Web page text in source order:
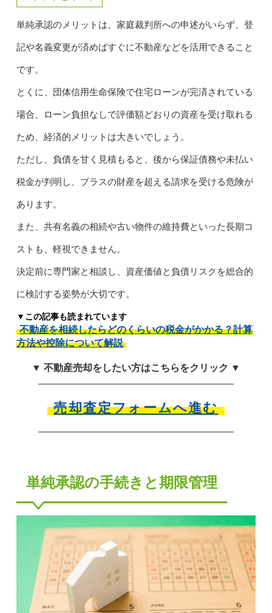
単純承認のメリットは、家庭裁判所への申述がいらず、登
記や名義変更が済めばすぐに不動産などを活用できること
です。
とくに、団体信用生命保険で住宅ローンが完済されている
場合、ローン負担なしで評価額どおりの資産を受け取れる
ため、経済的メリットは大きいでしょう。
ただし、負債を甘く見積もると、後から保証債務や未払い
税金が判明し、プラスの財産を超える請求を受ける危険が
あります。
また、共有名義の相続や古い物件の維持費といった長期コ
ストも、軽視できません。
決定前に専門家と相談し、資産価値と負債リスクを総合的
に検討する姿勢が大切です。
▼この記事も読まれています
不動産を相続したらどのくらいの税金がかかる？計算
方法や控除について解説
▼ 不動産売却をしたい方はこちらをクリック ▼
売却査定フォームへ進む
単純承認の手続きと期限管理